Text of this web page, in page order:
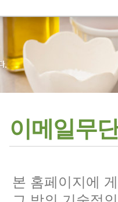
이메일무
본 홈페이지에